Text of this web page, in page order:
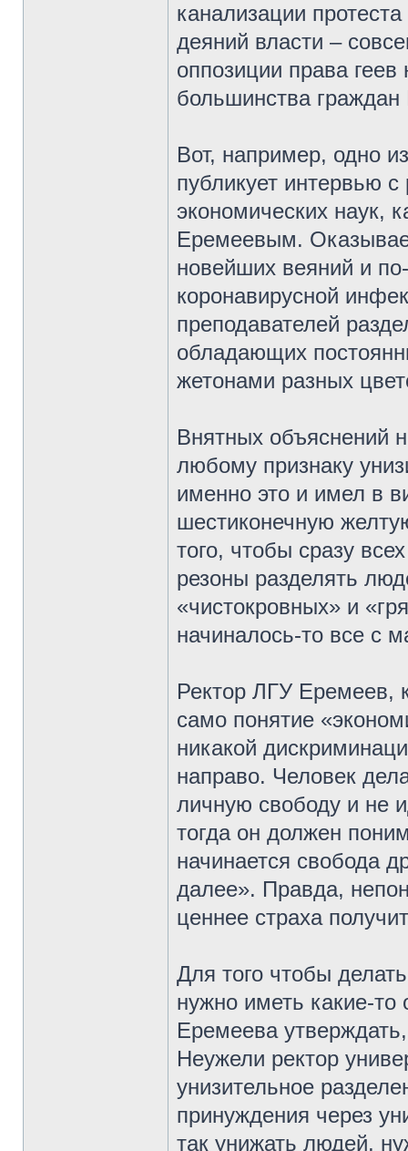
канализации
деяний власти –
оппозиции права
большинства
Вот, например, одно
публикует интервью
экономических наук,
Еремеевым.
новейших веяний и
коронавирусной
преподавателей
обладающих
жетонами разных
Внятных объяснений
любому признаку
именно это и имел в
шестиконечную
того, чтобы сразу
резоны разделять
«чистокровных» и
начиналось-то все с
Ректор ЛГУ Еремеев,
само понятие
никакой
направо. Человек
личную свободу и не
тогда он должен
начинается свобода
далее». Правда,
ценнее страха
Для того чтобы
нужно иметь какие-то
Еремеева
Неужели ректор
унизительное
принуждения через
так унижать людей,